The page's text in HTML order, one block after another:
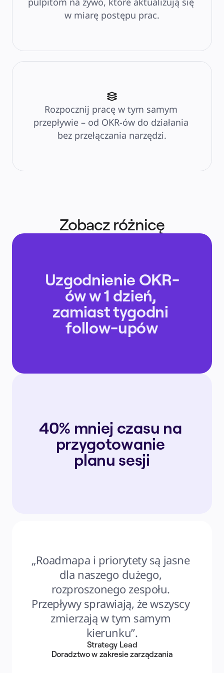
w miarę postępu prac.
Rozpocznij pracę w tym samym
przepływie – od OKR-ów do działania
bez przełączania narzędzi.
Zobacz różnicę
Uzgodnienie OKR-
ów w 1 dzień,
zamiast tygodni
follow-upów
40% mniej czasu na
przygotowanie
planu sesji
„Roadmapa i priorytety są jasne
dla naszego dużego,
rozproszonego zespołu.
Przepływy sprawiają, że wszyscy
zmierzają w tym samym
kierunku”.
Strategy Lead
Doradztwo w zakresie zarządzania